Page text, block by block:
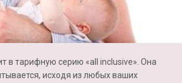
в тарифную серию «all inclusive». Она
, исходя из любых ваших